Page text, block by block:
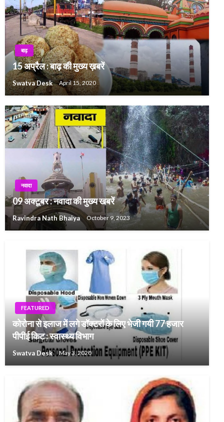
बाढ़
15 अप्रैल : बाढ़ की मुख्य ख़बरें
Swatva Desk April 15, 2020
नवादा
09 अक्टूबर : नवादा की मुख्य खबरें
Ravindra Nath Bhaiya October 9, 2023
FEATURED
कोरोना से इलाज में लगे डॉक्टरों के लिए भेजी गयी 77 हजार
पीपीई किट : स्वास्थ्य विभाग
Swatva Desk May 3, 2020